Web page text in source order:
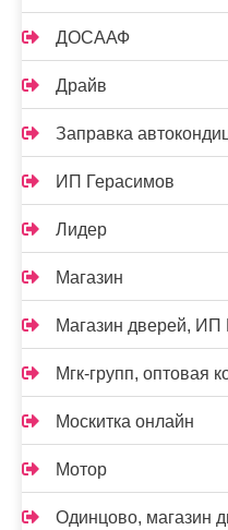
ДОСААФ
Драйв
Заправка
ИП Герасимов
Лидер
Магазин
Магазин дверей,
Мгк-групп, оптовая
Москитка онлайн
Мотор
Одинцово, магазин